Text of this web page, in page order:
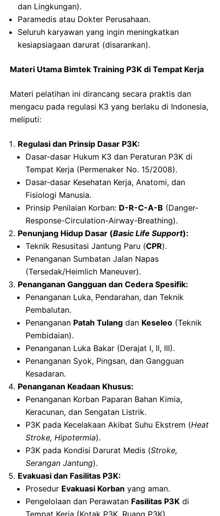
dan Lingkungan).
Paramedis atau Dokter Perusahaan.
Seluruh karyawan yang ingin meningkatkan
kesiapsiagaan darurat (disarankan).
Materi Utama Bimtek Training P3K di Tempat Kerja
Materi pelatihan ini dirancang secara praktis dan
mengacu pada regulasi K3 yang berlaku di Indonesia,
meliputi:
Regulasi dan Prinsip Dasar P3K:
Dasar-dasar Hukum K3 dan Peraturan P3K di
Tempat Kerja (Permenaker No. 15/2008).
Dasar-dasar Kesehatan Kerja, Anatomi, dan
Fisiologi Manusia.
Prinsip Penilaian Korban: D-R-C-A-B (Danger-
Response-Circulation-Airway-Breathing).
Penunjang Hidup Dasar (Basic Life Support):
Teknik Resusitasi Jantung Paru (CPR).
Penanganan Sumbatan Jalan Napas
(Tersedak/Heimlich Maneuver).
Penanganan Gangguan dan Cedera Spesifik:
Penanganan Luka, Pendarahan, dan Teknik
Pembalutan.
Penanganan Patah Tulang dan Keseleo (Teknik
Pembidaian).
Penanganan Luka Bakar (Derajat I, II, III).
Penanganan Syok, Pingsan, dan Gangguan
Kesadaran.
Penanganan Keadaan Khusus:
Penanganan Korban Paparan Bahan Kimia,
Keracunan, dan Sengatan Listrik.
P3K pada Kecelakaan Akibat Suhu Ekstrem (Heat
Stroke, Hipotermia).
P3K pada Kondisi Darurat Medis (Stroke,
Serangan Jantung).
Evakuasi dan Fasilitas P3K:
Prosedur Evakuasi Korban yang aman.
Pengelolaan dan Perawatan Fasilitas P3K di
Tempat Kerja (Kotak P3K, Ruang P3K).